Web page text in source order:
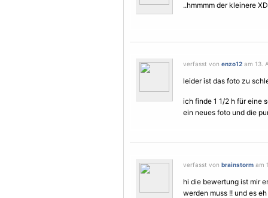
..hmmmm der kleinere XD
verfasst von enzo12 am 13.
leider ist das foto zu
ich finde 1 1/2 h für eine
ein neues foto und die
verfasst von brainstorm am
hi die bewertung ist mir
werden muss !! und es